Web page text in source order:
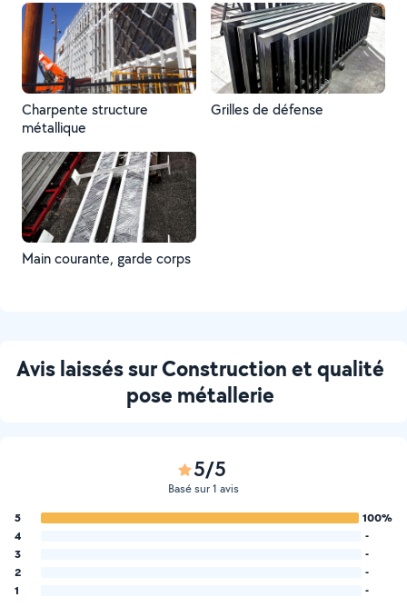
Charpente structure
métallique
Grilles de défense
Main courante, garde corps
Avis laissés sur Construction et qualité
pose métallerie
5/5
Basé sur 1 avis
5
100%
4
-
3
-
2
-
1
-